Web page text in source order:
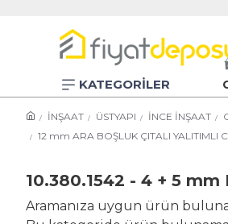
KATEGORİLER
İNŞAAT ÜSTYAPI İNCE İNŞAAT
12 mm ARA BOŞLUK ÇITALI YALITIMLI
10.380.1542 - 4 + 5 mm
Aramanıza uygun ürün